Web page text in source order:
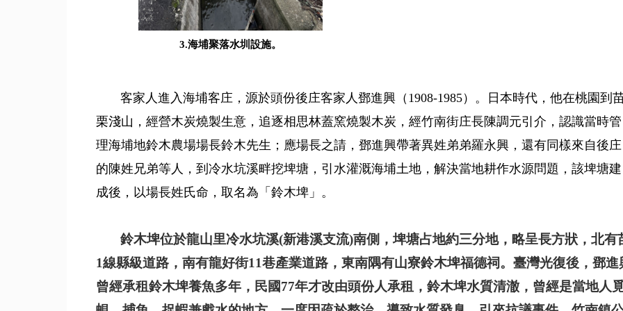
3.海埔聚落水圳設施。
客家人進入海埔客庄，源於頭份後庄客家人鄧進興（1908-1985）。日本時代，他在桃園到
栗淺山，經營木炭燒製生意，追逐相思林蓋窯燒製木炭，經竹南街庄長陳調元引介，認識當時管
理海埔地鈴木農場場長鈴木先生；應場長之請，鄧進興帶著異姓弟弟羅永興，還有同樣來自後庄
的陳姓兄弟等人，到冷水坑溪畔挖埤塘，引水灌溉海埔土地，解決當地耕作水源問題，該埤塘建
成後，以場長姓氏命，取名為「鈴木埤」。
鈴木埤位於龍山里冷水坑溪(新港溪支流)南側，埤塘占地約三分地，略呈長方狀，北有
1線縣級道路，南有龍好街11巷產業道路，東南隅有山寮鈴木埤福德祠。臺灣光復後，鄧進
曾經承租鈴木埤養魚多年，民國77年才改由頭份人承租，鈴木埤水質清澈，曾經是當地人